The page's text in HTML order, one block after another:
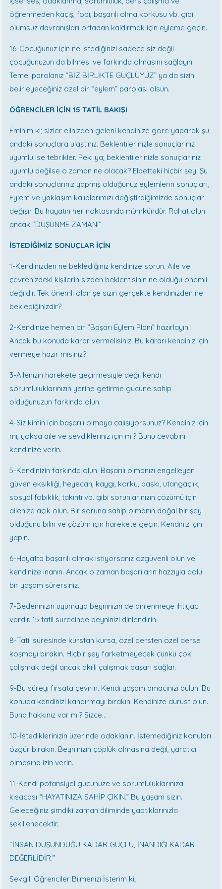
öğrenmeden kaçış, fobi, başarılı olma korkusu vb. gibi
olumsuz davranışları ortadan kaldırmak için eyleme geçin.
16-Çocuğunuz için ne istediğinizi sadece siz değil
çocuğunuzun da bilmesi ve farkında olmasını sağlayın.
Temel parolanız “BİZ BİRLİKTE GÜÇLÜYÜZ” ya da sizin
belirleyeceğiniz özel bir “eylem” parolası olsun.
ÖĞRENCİLER İÇİN 15 TATİL BAKIŞI
Eminim ki; sizler elinizden geleni kendinize göre yaparak şu
andaki sonuçlara ulaştınız. Beklentilerinizle sonuçlarınız
uyumlu ise tebrikler. Peki ya; beklentilerinizle sonuçlarınız
uyumlu değilse o zaman ne olacak? Elbetteki hiçbir şey. Şu
andaki sonuçlarınız yapmış olduğunuz eylemlerin sonuçları,
Eylem ve yaklaşım kalıplarımızı değiştirdiğimizde sonuçlar
değişir. Bu hayatın her noktasında mümkündür. Rahat olun
ancak “DÜŞÜNME ZAMANI”
İSTEDİĞİMİZ SONUÇLAR İÇİN
1-Kendinizden ne beklediğiniz kendinize sorun. Aile ve
çevrenizdeki kişilerin sizden beklentisinin ne olduğu önemli
değildir. Tek önemli olan şe sizin gerçekte kendinizden ne
beklediğinizdir?
2-Kendinize hemen bir “Başarı Eylem Planı” hazırlayın.
Ancak bu konuda karar vermelisiniz. Bu kararı kendiniz için
vermeye hazır mısınız?
3-Ailenizin harekete geçirmesiyle değil kendi
sorumluluklarınızın yerine getirme gücüne sahip
olduğunuzun farkında olun.
4-Siz kimin için başarılı olmaya çalışıyorsunuz? Kendiniz için
mi, yoksa aile ve sevdikleriniz için mi? Bunu cevabını
kendinize verin.
5-Kendinizin farkında olun. Başarılı olmanızı engelleyen
güven eksikliği, heyecan, kaygı, korku, baskı, utangaçlık,
sosyal fobiklik, takıntı vb. gibi sorunlarınızın çözümü için
ailenize açık olun. Bir soruna sahip olmanın doğal bir şey
olduğunu bilin ve çözüm için harekete geçin. Kendiniz için
yapın.
6-Hayatta başarılı olmak istiyorsanız özgüvenli olun ve
kendinize inanın. Ancak o zaman başarıların hazzıyla dolu
bir yaşam sürersiniz.
7-Bedeninizin uyumaya beyninizin de dinlenmeye ihtiyacı
vardır. 15 tatil sürecinde beyninizi dinlendirin.
8-Tatil süresinde kurstan kursa, özel dersten özel derse
koşmayı bırakın. Hiçbir şey farketmeyecek çünkü çok
çalışmak değil ancak akıllı çalışmak başarı sağlar.
9-Bu süreyi fırsata çevirin. Kendi yaşam amacınızı bulun. Bu
konuda kendinizi kandırmayı bırakın. Kendinize dürüst olun.
Buna hakkınız var mı? Sizce…
10-İstediklerinizin üzerinde odaklanın. İstemediğiniz konuları
özgür bırakın. Beyninizin çöplük olmasına değil, yaratıcı
olmasına izin verin.
11-Kendi potansiyel gücünüze ve sorumluluklarınıza
kısacası “HAYATINIZA SAHİP ÇIKIN.” Bu yaşam sizin.
Geleceğiniz şimdiki zaman diliminde yaptıklarınızla
şekillenecektir.
“İNSAN DÜŞÜNDÜĞÜ KADAR GÜÇLÜ, İNANDIĞI KADAR
DEĞERLİDİR.”
Sevgili Öğrenciler Bilmenizi İsterim ki;